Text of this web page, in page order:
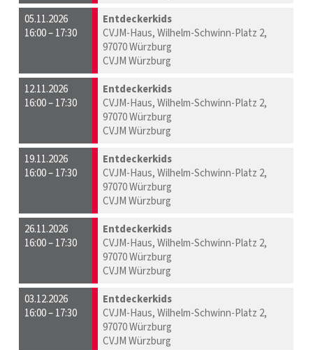
05.11.2026
16:00 – 17:30
Entdeckerkids
CVJM-Haus, Wilhelm-Schwinn-Platz 2,
97070 Würzburg
CVJM Würzburg
12.11.2026
16:00 – 17:30
Entdeckerkids
CVJM-Haus, Wilhelm-Schwinn-Platz 2,
97070 Würzburg
CVJM Würzburg
19.11.2026
16:00 – 17:30
Entdeckerkids
CVJM-Haus, Wilhelm-Schwinn-Platz 2,
97070 Würzburg
CVJM Würzburg
26.11.2026
16:00 – 17:30
Entdeckerkids
CVJM-Haus, Wilhelm-Schwinn-Platz 2,
97070 Würzburg
CVJM Würzburg
03.12.2026
16:00 – 17:30
Entdeckerkids
CVJM-Haus, Wilhelm-Schwinn-Platz 2,
97070 Würzburg
CVJM Würzburg